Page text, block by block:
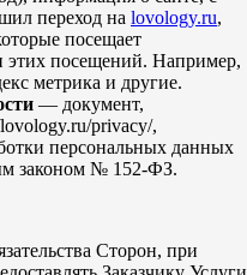
переход на lovology.ru,
посещает
этих посещений. Например,
метрика и другие.
— документ,
privacy/,
персональных данных
законом № 152-ФЗ.
Сторон, при